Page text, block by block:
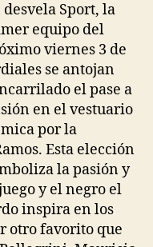
Sport, la
equipo del
viernes 3 de
se antojan
el pase a
en el vestuario
por la
Esta elección
la pasión y
y el negro el
inspira en los
otro favorito que